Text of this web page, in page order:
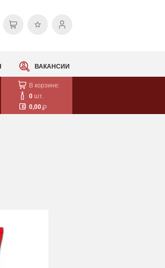
ВАКАНСИИ
В корзине:
0 шт.
0,00